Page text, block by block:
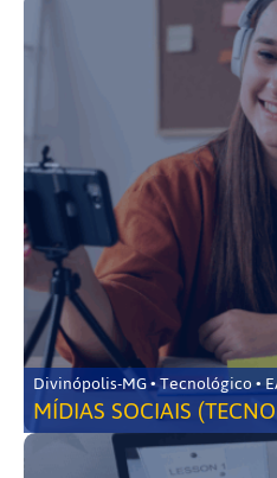
Divinópolis-
MÍDIAS SOCIAIS